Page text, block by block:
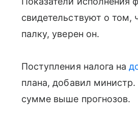
свидетельствуют о том,
палку, уверен он.
Поступления налога на
плана, добавил
сумме выше прогнозов.